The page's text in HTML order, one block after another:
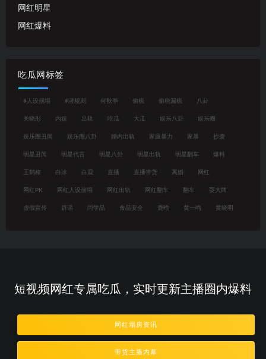
网红明星
网红爆料
吃瓜网标签
#人设崩塌 #潜规则 何秋亊 偷税 偷税漏税 八卦
关晓彤 内娱 出轨 吃瓜 大瓜 娱乐八卦 娱乐圈
娱乐圈丑闻 娱乐圈八卦 婚内出轨 家庭暴力 家暴 抄袭
明星丑闻 明星代言 明星八卦 明星出轨 明星翻车 爆料
王鹤棣 白冰 白鹿 直播 直播带货 离婚 网红
网红PK 网红人设崩塌 网红出轨 网红翻车 翻车 耍大牌
虚假宣传 辟谣 闫学晶 食品安全 鹿晗 黄一鸣 黄晓明
短视频网红专属吃瓜，实时更新主播圈内爆料
网红塌房资讯
带货主播内幕